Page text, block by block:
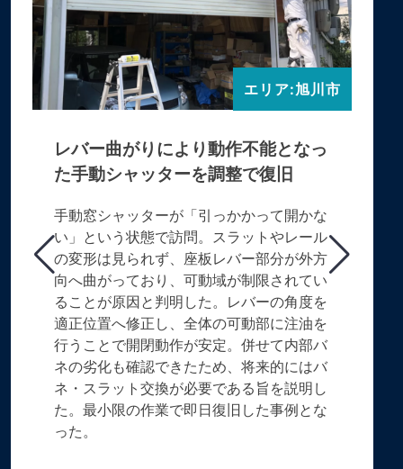
エリア:旭川市
レバー曲がりにより動作不能となっ
た手動シャッターを調整で復旧
手動窓シャッターが「引っかかって開かな
い」という状態で訪問。スラットやレール
の変形は見られず、座板レバー部分が外方
向へ曲がっており、可動域が制限されてい
ることが原因と判明した。レバーの角度を
適正位置へ修正し、全体の可動部に注油を
行うことで開閉動作が安定。併せて内部バ
ネの劣化も確認できたため、将来的にはバ
ネ・スラット交換が必要である旨を説明し
た。最小限の作業で即日復旧した事例とな
った。